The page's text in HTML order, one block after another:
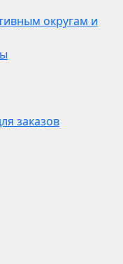
округам и
заказов